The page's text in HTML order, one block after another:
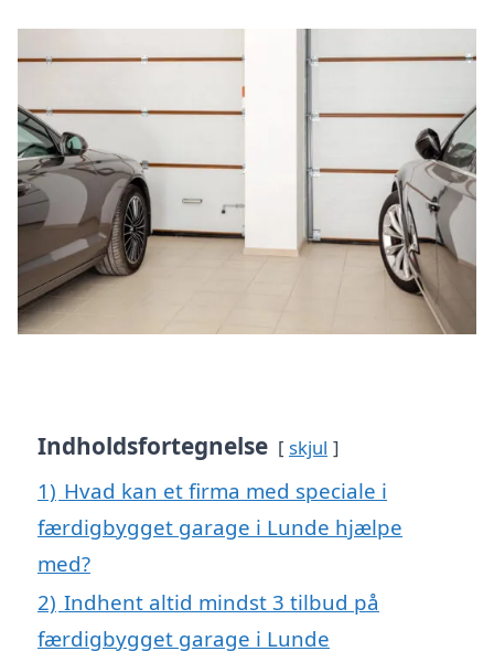
Indholdsfortegnelse skjul
1) Hvad kan et firma med speciale i
færdigbygget garage i Lunde hjælpe
med?
2) Indhent altid mindst 3 tilbud på
færdigbygget garage i Lunde